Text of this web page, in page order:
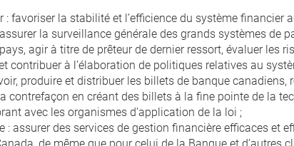
: favoriser la stabilité et l’efficience du système financier
la surveillance générale des grands systèmes de
agir à titre de prêteur de dernier ressort, évaluer les
contribuer à l’élaboration de politiques relatives au
produire et distribuer les billets de banque canadiens,
contrefaçon en créant des billets à la fine pointe de la
avec les organismes d’application de la loi ;
: assurer des services de gestion financière efficaces et
de même que pour celui de la Banque et d’autres